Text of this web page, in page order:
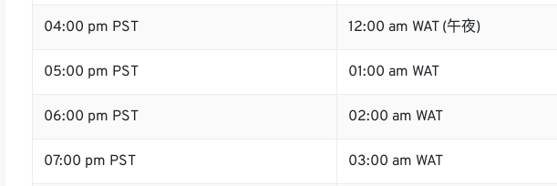
04:00 pm PST 12:00 am WAT (午夜)
05:00 pm PST 01:00 am WAT
06:00 pm PST 02:00 am WAT
07:00 pm PST 03:00 am WAT